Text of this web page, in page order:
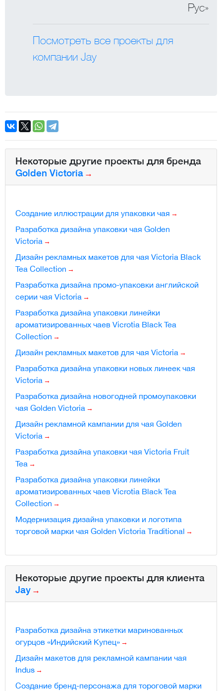
Рус»
Посмотреть все проекты для
компании Jay
Некоторые другие проекты для бренда
Golden Victoria
Создание иллюстрации для упаковки чая
Разработка дизайна упаковки чая Golden
Victoria
Дизайн рекламных макетов для чая Victoria Black
Tea Collection
Разработка дизайна промо-упаковки английской
серии чая Victoria
Разработка дизайна упаковки линейки
ароматизированных чаев Vicrotia Black Tea
Collection
Дизайн рекламных макетов для чая Victoria
Разработка дизайна упаковки новых линеек чая
Victoria
Разработка дизайна новогодней промоупаковки
чая Golden Victoria
Дизайн рекламной кампании для чая Golden
Victoria
Разработка дизайна упаковки чая Victoria Fruit
Tea
Разработка дизайна упаковки линейки
ароматизированных чаев Vicrotia Black Tea
Collection
Модернизация дизайна упаковки и логотипа
торговой марки чая Golden Victoria Traditional
Некоторые другие проекты для клиента
Jay
Разработка дизайна этикетки маринованных
огурцов «Индийский Купец»
Дизайн макетов для рекламной кампании чая
Indus
Создание бренд-персонажа для тороговой марки